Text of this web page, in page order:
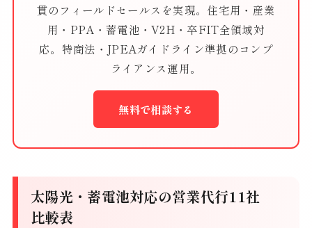
貫のフィールドセールスを実現。住宅用・産業
用・PPA・蓄電池・V2H・卒FIT全領域対
応。特商法・JPEAガイドライン準拠のコンプ
ライアンス運用。
無料で相談する
太陽光・蓄電池対応の営業代行11社
比較表